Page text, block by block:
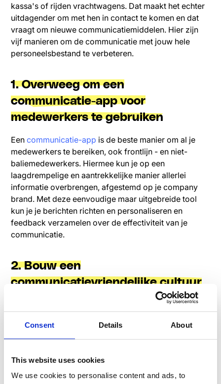
Consent Details About
This website uses cookies
We use cookies to personalise content and ads, to
kassa's of rijden vrachtwagens. Dat maakt het echter
uitdagender om met hen in contact te komen en dat
vraagt om nieuwe communicatiemiddelen. Hier zijn
vijf manieren om de communicatie met jouw hele
personeelsbestand te verbeteren.
1. Overweeg om een
communicatie-app voor
medewerkers te gebruiken
Eencommunicatie-app is de beste manier om al je
medewerkers te bereiken, ook frontlijn - en niet-
baliemedewerkers. Hiermee kun je op een
laagdrempelige en aantrekkelijke manier allerlei
informatie overbrengen, afgestemd op je company
brand. Met deze eenvoudige maar uitgebreide tool
kun je je berichten richten en personaliseren en
feedback verzamelen over de effectiviteit van je
communicatie.
2. Bouw een
communicatievriendelijke cultuur
Je moet je team niet alleen voorzien van de juiste
van ideeën en het aansnijden van moeilijke
Lees meer over het belang van de bedrijfscultuur voor